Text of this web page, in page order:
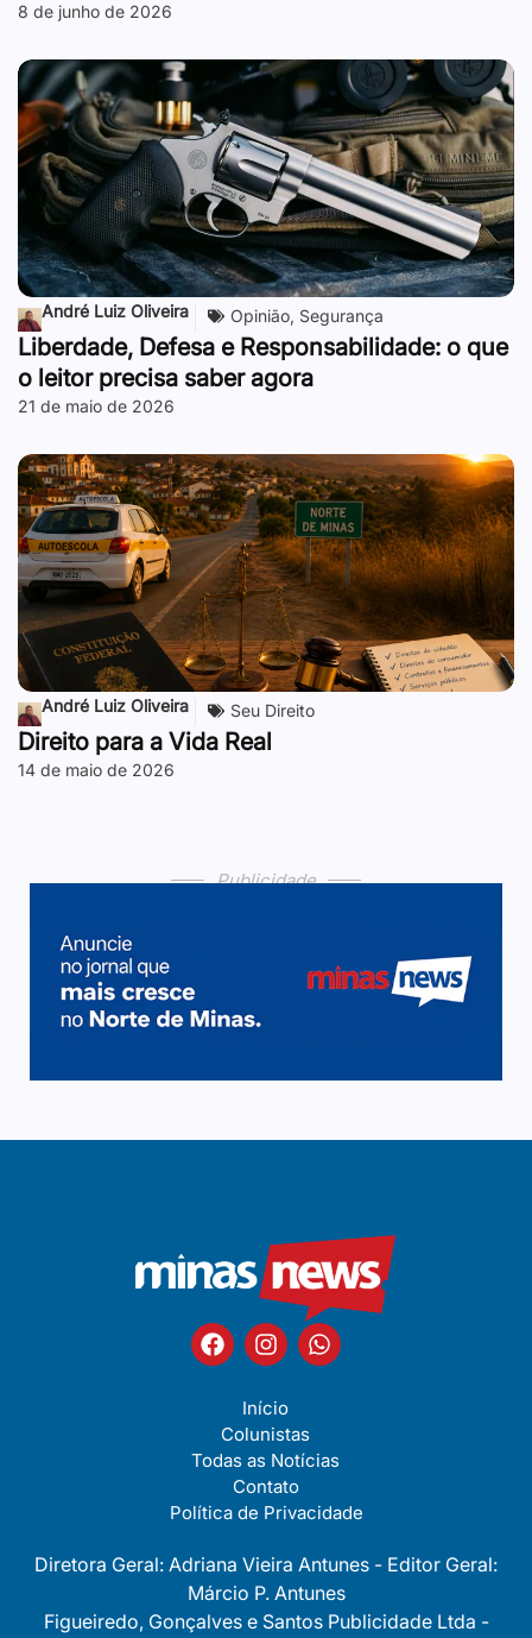
8 de junho de 2026
André Luiz Oliveira Opinião, Segurança
Liberdade, Defesa e Responsabilidade: o que
o leitor precisa saber agora
21 de maio de 2026
André Luiz Oliveira Seu Direito
Direito para a Vida Real
14 de maio de 2026
Publicidade
Início
Colunistas
Todas as Notícias
Contato
Política de Privacidade
Diretora Geral: Adriana Vieira Antunes - Editor Geral:
Márcio P. Antunes
Figueiredo, Gonçalves e Santos Publicidade Ltda -